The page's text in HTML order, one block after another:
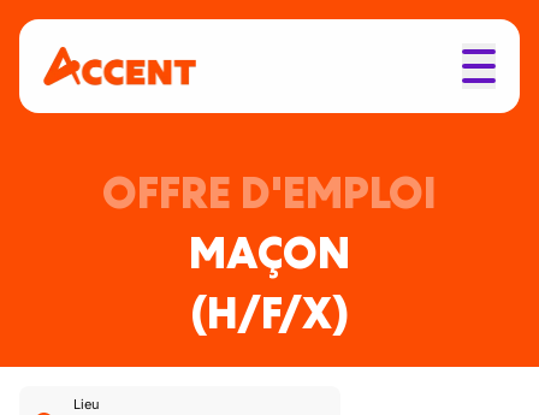
OFFRE D'EMPLOI
MAÇON
(H/F/X)
Lieu